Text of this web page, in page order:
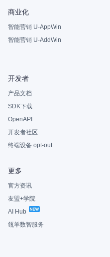
商业化
智能营销 U-AppWin
智能营销 U-AddWin
开发者
产品文档
SDK下载
OpenAPI
开发者社区
终端设备 opt-out
更多
官方资讯
友盟+学院
AI Hub
瓴羊数智服务